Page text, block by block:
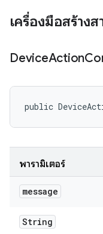
เครื่องมือสร้าง
DeviceAction
public
พารามิเตอร์
message
String